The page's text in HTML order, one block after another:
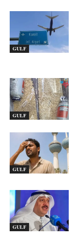
GULF
GULF
GULF
GULF